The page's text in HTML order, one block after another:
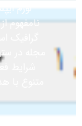
لورم
نامفهوم
گرافیک
مجله در
شرایط
متنوع با